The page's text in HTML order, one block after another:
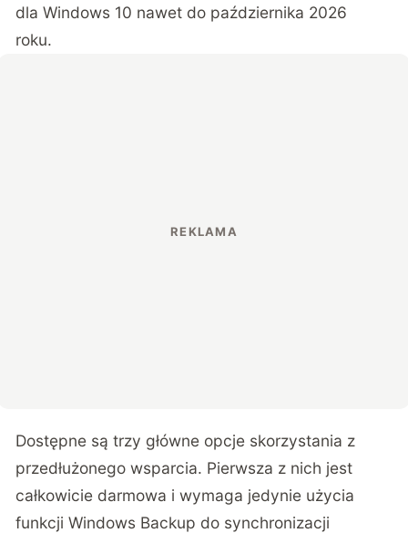
dla Windows 10 nawet do października 2026
roku.
Dostępne są trzy główne opcje skorzystania z
przedłużonego wsparcia. Pierwsza z nich jest
całkowicie darmowa i wymaga jedynie użycia
funkcji Windows Backup do synchronizacji